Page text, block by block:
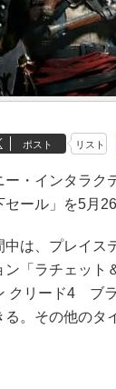
ポスト リスト
・インタラク
セール」を5月
は、プレイス
ン「ラチェット
クリード4 ブ
る。その他のタ